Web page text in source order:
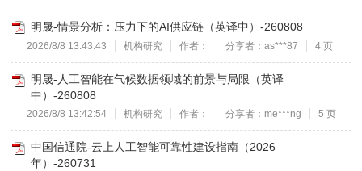
明晟-情景分析：压力下的AI供应链（英译中）-260808
2026/8/8 13:43:43 机构研究 作者： 分享者：as***87 4 页
明晟-人工智能在气候数据领域的前景与局限（英译
中）-260808
2026/8/8 13:42:54 机构研究 作者： 分享者：me***ng 5 页
中国信通院-云上人工智能可靠性建设指南（2026
年）-260731